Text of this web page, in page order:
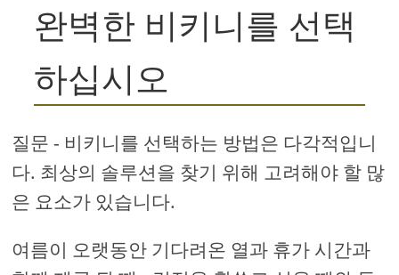
완벽한 비키니를 선택
하십시오
질문 - 비키니를 선택하는 방법은 다각적입니
다. 최상의 솔루션을 찾기 위해 고려해야 할 많
은 요소가 있습니다.
여름이 오랫동안 기다려온 열과 휴가 시간과